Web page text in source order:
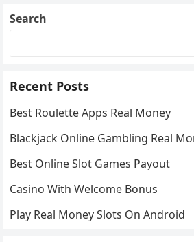
Search
Recent Posts
Best Roulette Apps Real Money
Blackjack Online Gambling Real
Best Online Slot Games Payout
Casino With Welcome Bonus
Play Real Money Slots On Android